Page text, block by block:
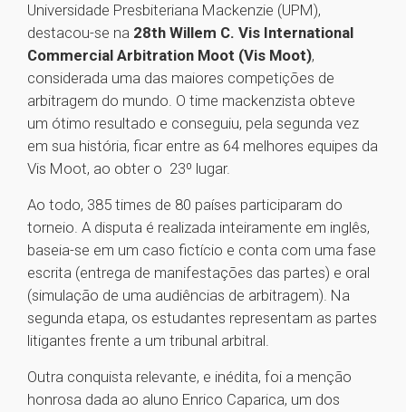
Universidade Presbiteriana Mackenzie (UPM),
destacou-se na 28th Willem C. Vis International
Commercial Arbitration Moot (Vis Moot),
considerada uma das maiores competições de
arbitragem do mundo. O time mackenzista obteve
um ótimo resultado e conseguiu, pela segunda vez
em sua história, ficar entre as 64 melhores equipes da
Vis Moot, ao obter o 23º lugar.
Ao todo, 385 times de 80 países participaram do
torneio. A disputa é realizada inteiramente em inglês,
baseia-se em um caso fictício e conta com uma fase
escrita (entrega de manifestações das partes) e oral
(simulação de uma audiências de arbitragem). Na
segunda etapa, os estudantes representam as partes
litigantes frente a um tribunal arbitral.
Outra conquista relevante, e inédita, foi a menção
honrosa dada ao aluno Enrico Caparica, um dos